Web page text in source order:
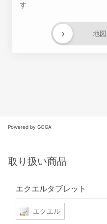
す
地
›
Powered by GOGA
取り扱い商品
エクエルタブレット
エクエル